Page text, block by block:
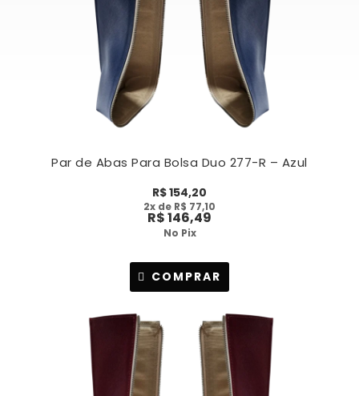
Par de Abas Para Bolsa Duo 277-R – Azul
R$146,49
No Pix
R$154,20
2x de R$ 77,10
COMPRAR